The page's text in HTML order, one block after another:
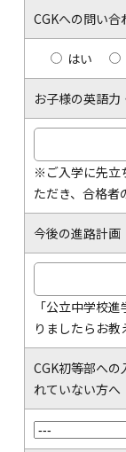
CGKへの問い
はい
お子様の英語力
※ご入学に先立
ただき、合格者
今後の進路計画
「公立中学校
りましたらお教
CGK初等部へ
れていない方へ